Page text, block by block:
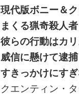
現代版ボニー＆
まくる猟奇殺人
彼らの行動はカ
威信に懸けて逮
すきっかけにす
クエンティン・